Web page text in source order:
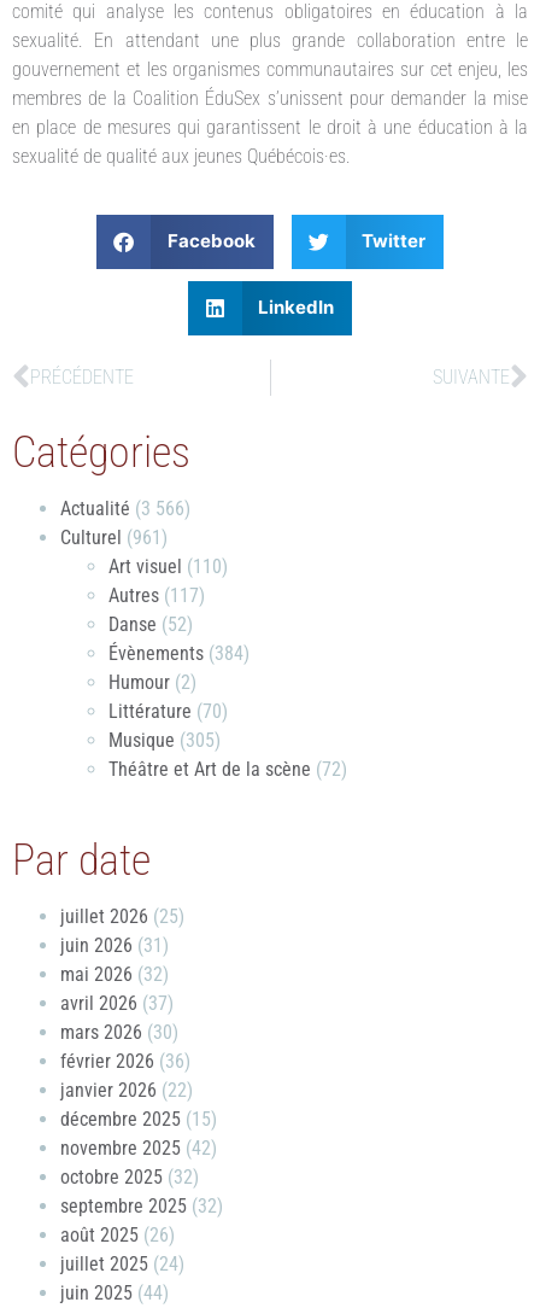
comité qui analyse les contenus obligatoires en éducation à la
sexualité. En attendant une plus grande collaboration entre le
gouvernement et les organismes communautaires sur cet enjeu, les
membres de la Coalition ÉduSex s’unissent pour demander la mise
en place de mesures qui garantissent le droit à une éducation à la
sexualité de qualité aux jeunes Québécois·es.
Facebook Twitter
LinkedIn
PRÉCÉDENTE SUIVANTE
Catégories
Actualité (3 566)
Culturel (961)
Art visuel (110)
Autres (117)
Danse (52)
Évènements (384)
Humour (2)
Littérature (70)
Musique (305)
Théâtre et Art de la scène (72)
Par date
juillet 2026 (25)
juin 2026 (31)
mai 2026 (32)
avril 2026 (37)
mars 2026 (30)
février 2026 (36)
janvier 2026 (22)
décembre 2025 (15)
novembre 2025 (42)
octobre 2025 (32)
septembre 2025 (32)
août 2025 (26)
juillet 2025 (24)
juin 2025 (44)